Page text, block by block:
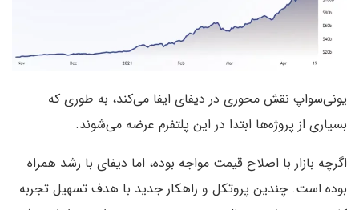
یونی‌سواپ نقش محوری در دیفای ایفا می‌کند، به طوری که
بسیاری از پروژه‌ها ابتدا در این پلتفرم عرضه می‌شوند.
اگرچه بازار با اصلاح قیمت مواجه بوده، اما دیفای با رشد همراه
بوده است. چندین پروتکل و راهکار جدید با هدف تسهیل تجربه